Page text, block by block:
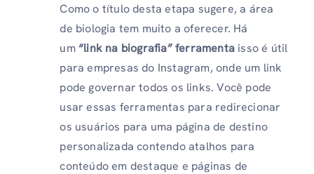
Como o título desta etapa sugere, a área
de biologia tem muito a oferecer. Há
um“link na biografia” ferramenta isso é útil
para empresas do Instagram, onde um link
pode governar todos os links. Você pode
usar essas ferramentas para redirecionar
os usuários para uma página de destino
personalizada contendo atalhos para
conteúdo em destaque e páginas de